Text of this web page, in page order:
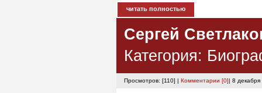
читать полностью
Сергей
Категория:
Просмотров: [110] | Комментарии [0]| 8 декабря